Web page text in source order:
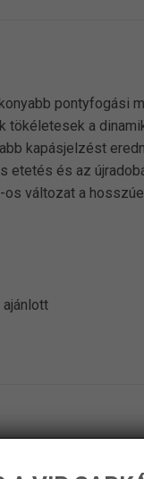
tökéletesek a
kapásjelzést
etetés és az
változat a